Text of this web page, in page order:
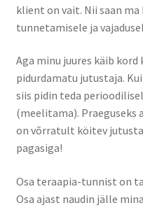
klient on vait. Nii saan ma
tunnetamisele ja
Aga minu juures käib kord
pidurdamatu jutustaja.
siis pidin teda
(meelitama). Praeguseks
on võrratult köitev
pagasiga!
Osa teraapia-tunnist on
Osa ajast naudin jälle